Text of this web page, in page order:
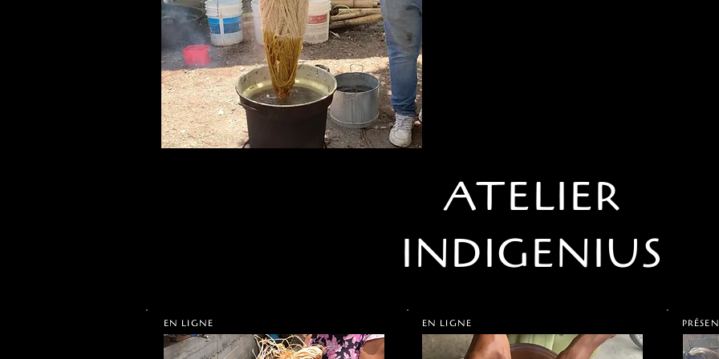
ATELIER
INDIGENIUS
EN LIGNE EN LIGNE